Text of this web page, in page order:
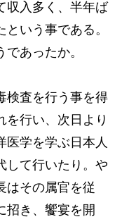
収入多く、半年ば
いう事である。
あったか。
査を行う事を得
を行い、次日より
学を学ぶ日本人
して行いたり。や
はその属官を従
招き、饗宴を開